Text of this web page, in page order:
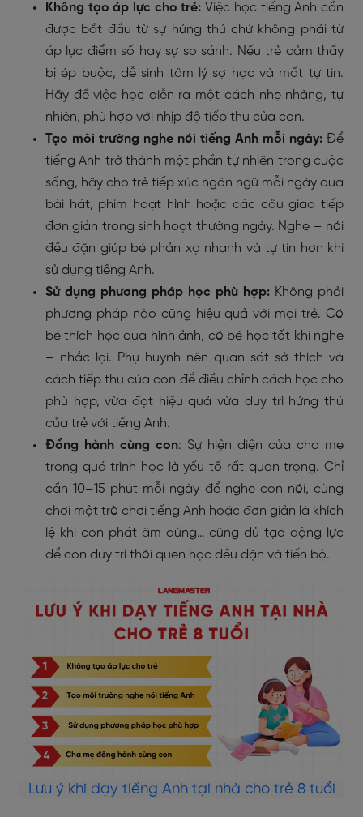
Không tạo áp lực cho trẻ: Việc học tiếng Anh cần
được bắt đầu từ sự hứng thú chứ không phải từ
áp lực điểm số hay sự so sánh. Nếu trẻ cảm thấy
bị ép buộc, dễ sinh tâm lý sợ học và mất tự tin.
Hãy để việc học diễn ra một cách nhẹ nhàng, tự
nhiên, phù hợp với nhịp độ tiếp thu của con.
Tạo môi trường nghe nói tiếng Anh mỗi ngày: Để
tiếng Anh trở thành một phần tự nhiên trong cuộc
sống, hãy cho trẻ tiếp xúc ngôn ngữ mỗi ngày qua
bài hát, phim hoạt hình hoặc các câu giao tiếp
đơn giản trong sinh hoạt thường ngày. Nghe – nói
đều đặn giúp bé phản xạ nhanh và tự tin hơn khi
sử dụng tiếng Anh.
Sử dụng phương pháp học phù hợp: Không phải
phương pháp nào cũng hiệu quả với mọi trẻ. Có
bé thích học qua hình ảnh, có bé học tốt khi nghe
– nhắc lại. Phụ huynh nên quan sát sở thích và
cách tiếp thu của con để điều chỉnh cách học cho
phù hợp, vừa đạt hiệu quả vừa duy trì hứng thú
của trẻ với tiếng Anh.
Đồng hành cùng con: Sự hiện diện của cha mẹ
trong quá trình học là yếu tố rất quan trọng. Chỉ
cần 10–15 phút mỗi ngày để nghe con nói, cùng
chơi một trò chơi tiếng Anh hoặc đơn giản là khích
lệ khi con phát âm đúng… cũng đủ tạo động lực
để con duy trì thói quen học đều đặn và tiến bộ.
Lưu ý khi dạy tiếng Anh tại nhà cho trẻ 8 tuổi